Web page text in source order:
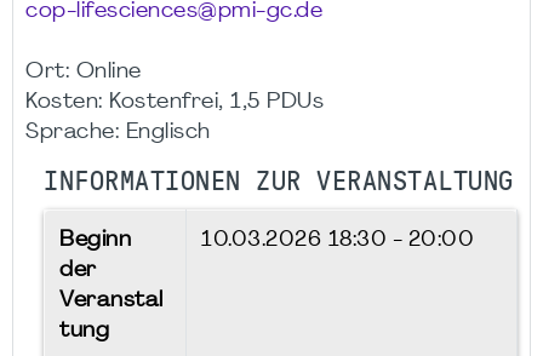
cop-lifesciences@pmi-gc.de
Ort: Online
Kosten: Kostenfrei, 1,5 PDUs
Sprache: Englisch
INFORMATIONEN ZUR VERANSTALTUNG
Beginn
der
Veranstal
tung
10.03.2026 18:30 - 20:00